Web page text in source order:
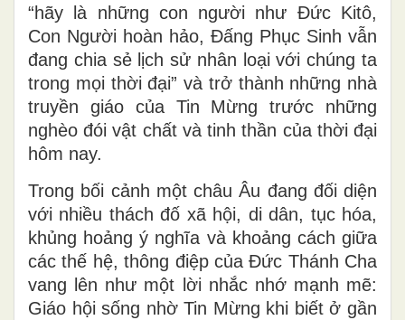
“hãy là những con người như Đức Kitô,
Con Người hoàn hảo, Đấng Phục Sinh vẫn
đang chia sẻ lịch sử nhân loại với chúng ta
trong mọi thời đại” và trở thành những nhà
truyền giáo của Tin Mừng trước những
nghèo đói vật chất và tinh thần của thời đại
hôm nay.
Trong bối cảnh một châu Âu đang đối diện
với nhiều thách đố xã hội, di dân, tục hóa,
khủng hoảng ý nghĩa và khoảng cách giữa
các thế hệ, thông điệp của Đức Thánh Cha
vang lên như một lời nhắc nhớ mạnh mẽ:
Giáo hội sống nhờ Tin Mừng khi biết ở gần